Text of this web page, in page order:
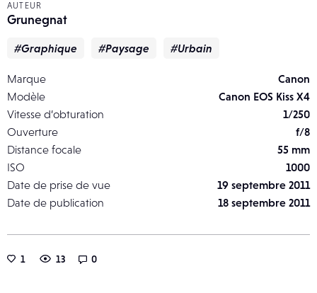
AUTEUR
Grunegnat
#Graphique #Paysage #Urbain
Marque
Canon
Modèle
Canon EOS Kiss X4
Vitesse d’obturation
1/250
Ouverture
f/8
Distance focale
55 mm
ISO
1000
Date de prise de vue
19 septembre 2011
Date de publication
18 septembre 2011
1 13 0